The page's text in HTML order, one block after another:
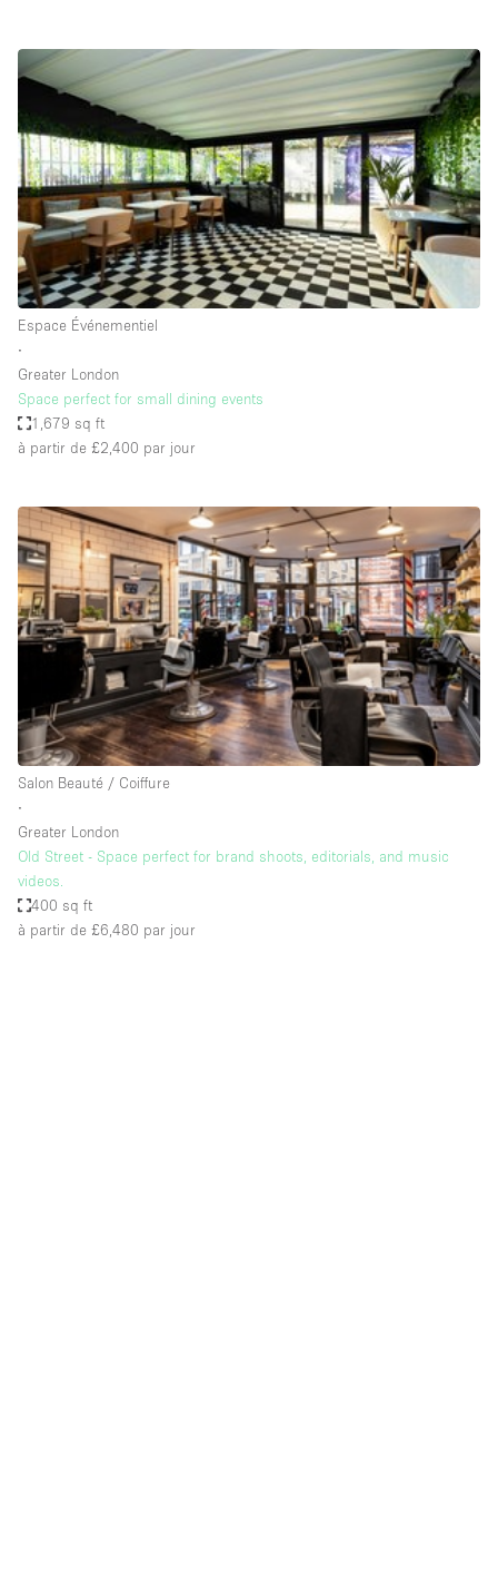
Boutique / Magasin
Boutique en Partage
Bureaux
Camion / Fourgon
Commerce
Container
Entrepôt / Espace Stockage / Box
Espace Atypique / Unique
Espace Publicitaire
Espace Événementiel
Kiosque / Stand / Corner
Lobby / Accueil
Maison / Villa / Hôtel Particulier
Restaurant / Bar / Café
Rooftop
Salle
Salle de Conférence
Salle de Réunion
Salon / Festival
Salon Beauté / Coiffure
Studio Photo / Tournage
Étal de Marché
Espace Événementiel
∙
Greater London
Space perfect for small dining events
1,679 sq ft
à partir de £2,400 par jour
Salon Beauté / Coiffure
∙
Greater London
Old Street - Space perfect for brand shoots, editorials, and music
videos.
400 sq ft
à partir de £6,480 par jour